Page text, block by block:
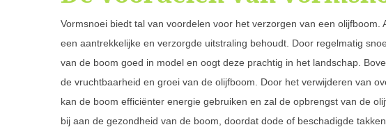
Vormsnoei biedt tal van voordelen voor het verzorgen van een
een aantrekkelijke en verzorgde uitstraling behoudt. Door regelmatig
van de boom goed in model en oogt deze prachtig in het landschap.
de vruchtbaarheid en groei van de olijfboom. Door het verwijderen van
kan de boom efficiënter energie gebruiken en zal de opbrengst van de
bij aan de gezondheid van de boom, doordat dode of beschadigde